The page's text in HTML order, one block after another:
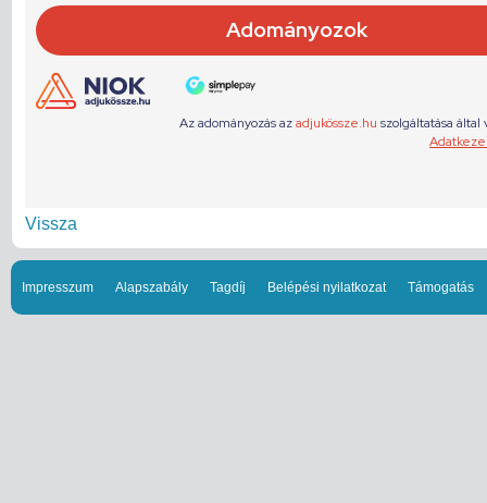
Vissza
Impresszum Alapszabály Tagdíj Belépési nyilatkozat Támogatás